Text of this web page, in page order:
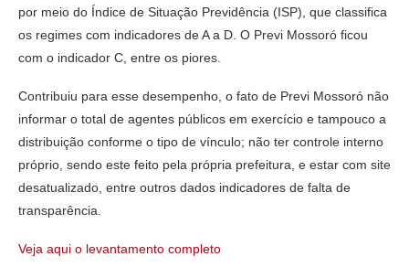
por meio do Índice de Situação Previdência (ISP), que classifica
os regimes com indicadores de A a D. O Previ Mossoró ficou
com o indicador C, entre os piores.
Contribuiu para esse desempenho, o fato de Previ Mossoró não
informar o total de agentes públicos em exercício e tampouco a
distribuição conforme o tipo de vínculo; não ter controle interno
próprio, sendo este feito pela própria prefeitura, e estar com site
desatualizado, entre outros dados indicadores de falta de
transparência.
Veja aqui o levantamento completo